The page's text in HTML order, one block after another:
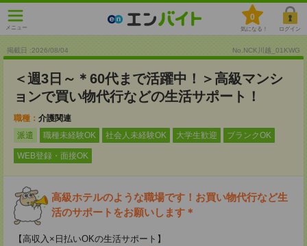
メニュー
0
気になる！ ログイン
掲載日 :2026/08/04 No.NCK川越_01KWG
＜週3日～＊60代まで活躍中！＞高級マンシ
ョンで買い物代行などの生活サポート！
職種： 介護関連
派遣
職種未経験OK 社会人未経験OK 大学生歓迎 ブランクOK
WEB登録・面接OK
高級ホテルのような職場です！お買い物代行など生
活のサポートをお願いします＊
【高収入×日払いOKの生活サポート】